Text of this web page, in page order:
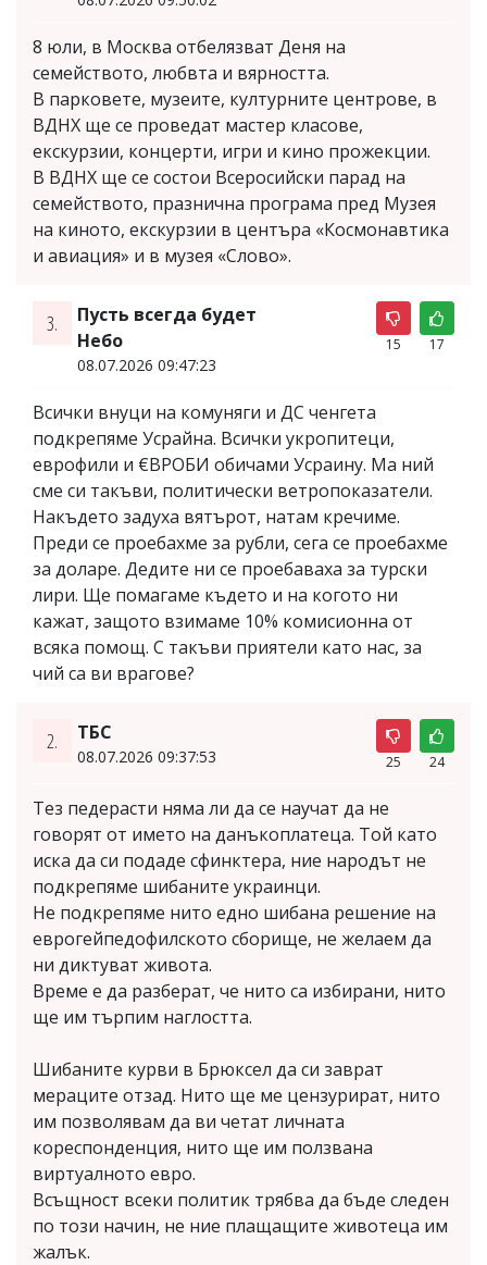
8 юли, в Москва отбелязват Деня на
семейството, любвта и вярността.
В парковете, музеите, културните центрове, в
ВДНХ ще се проведат мастер класове,
екскурзии, концерти, игри и кино прожекции.
В ВДНХ ще се состои Всеросийски парад на
семейството, празнична програма пред Музея
на киното, екскурзии в центъра «Космонавтика
и авиация» и в музея «Слово».
3.
Пусть всегда будет
Небо
08.07.2026 09:47:23
15 17
Всички внуци на комуняги и ДС ченгета
подкрепяме Усрайна. Всички укропитеци,
еврофили и €ВРОБИ обичами Усраину. Ма ний
сме си такъви, политически ветропоказатели.
Накъдето задуха вятърот, натам кречиме.
Преди се проебахме за рубли, сега се проебахме
за доларе. Дедите ни се проебаваха за турски
лири. Ще помагаме където и на когото ни
кажат, защото взимаме 10% комисионна от
всяка помощ. С такъви приятели като нас, за
чий са ви врагове?
2. ТБС
08.07.2026 09:37:53 25 24
Тез педерасти няма ли да се научат да не
говорят от името на данъкоплатеца. Той като
иска да си подаде сфинктера, ние народът не
подкрепяме шибаните украинци.
Не подкрепяме нито едно шибана решение на
еврогейпедофилското сборище, не желаем да
ни диктуват живота.
Време е да разберат, че нито са избирани, нито
ще им търпим наглостта.
Шибаните курви в Брюксел да си заврат
мераците отзад. Нито ще ме цензурират, нито
им позволявам да ви четат личната
кореспонденция, нито ще им ползвана
виртуалното евро.
Всъщност всеки политик трябва да бъде следен
по този начин, не ние плащащите животеца им
жалък.